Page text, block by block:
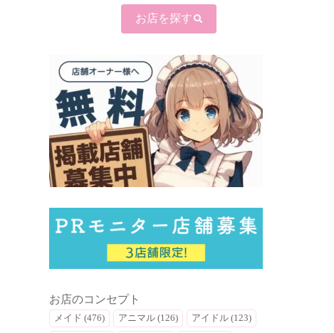
お店を探す
お店のコンセプト
メイド (476) アニマル (126) アイドル (123)